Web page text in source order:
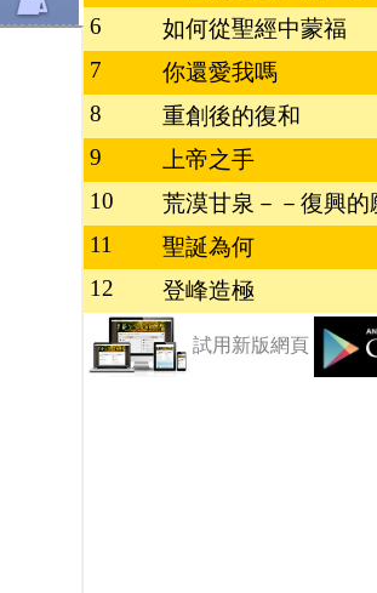
6
如何從聖經中蒙福
7
你還愛我嗎
8
重創後的復和
9
上帝之手
10
荒漠甘泉－－復興的
11
聖誕為何
12
登峰造極
試用新版網頁